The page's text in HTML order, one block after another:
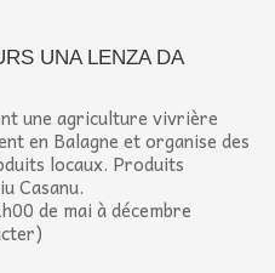
UNA LENZA DA
en Balagne et organise des
locaux. Produits
Casanu.
de mai à décembre